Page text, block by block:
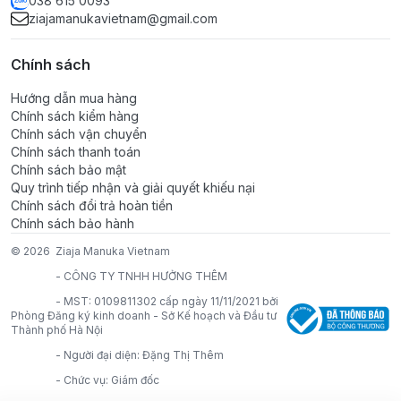
Niacinamide (Vitamin B3)
nghiên cứu rộng rãi trong da liễu, giúp hỗ trợ điều hòa
tuyến bã nhờn, làm mờ lỗ chân lông và cải thiện tình
trạng da không đều màu do mụn để lại. Đồng thời giúp
làm dịu da, hạn chế cảm giác kích ứng trong quá trình
làm sạch.
Chiết xuất 8 loại thảo dược
(Rosmarinus)
(Chamomilla) , Lemon balm (Melissa)
(Tussilago) và Hạt dẻ ngựa(Aesculus Hippocastanum)
— bộ chiết xuất thảo dược phong phú giúp làm dịu da,
hỗ trợ giảm tình trạng kích ứng và phối hợp kiểm soát
Allantoin & Betaine
ziajamanukavietnam@gmail.com
Chính sách
Hướng dẫn mua hàng
Chính sách kiểm hàng
Chính sách vận chuyển
Chính sách thanh toán
Chính sách bảo mật
Quy trình tiếp nhận và giải quyết khiếu nại
Chính sách đổi trả hoàn tiền
Chính sách bảo hành
© 2026 Ziaja Manuka Vietnam
- CÔNG TY TNHH HƯỞNG THÊM
- MST: 0109811302 cấp ngày 11/11/2021 bởi
Phòng Đăng ký kinh doanh - Sở Kế hoạch và Đầu tư
Thành phố Hà Nội
- Người đại diện: Đặng Thị Thêm
- Chức vụ: Giám đốc